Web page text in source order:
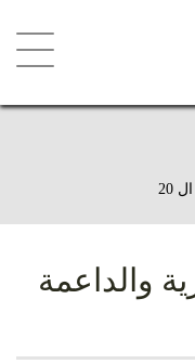
20
والداعمة